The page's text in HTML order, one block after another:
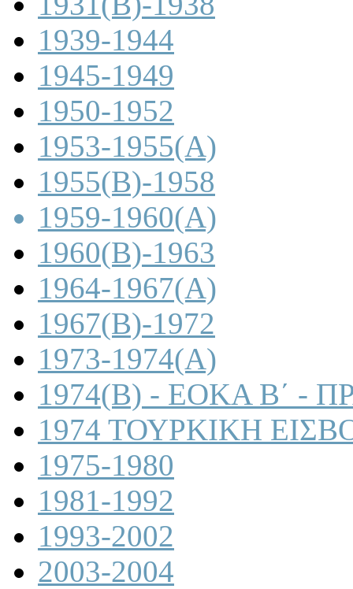
1939-1944
1945-1949
1950-1952
1953-1955(A)
1955(B)-1958
1959-1960(A)
1960(B)-1963
1964-1967(A)
1967(B)-1972
1973-1974(A)
1974(B) - ΕΟΚΑ Β΄ -
1974 ΤΟΥΡΚΙΚΗ
1975-1980
1981-1992
1993-2002
2003-2004